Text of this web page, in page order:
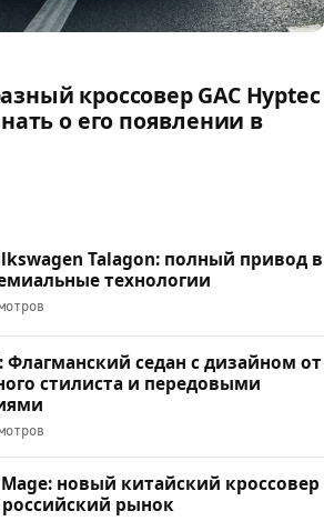
кроссовер GAC Hyptec
о его появлении в
Talagon: полный привод в
технологии
Флагманский седан с дизайном от
стилиста и передовыми
новый китайский кроссовер
рынок